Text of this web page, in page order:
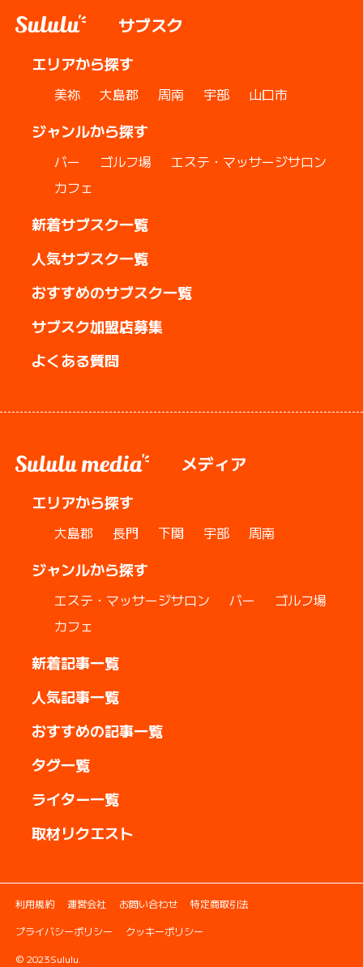
サブスク
エリアから探す
美祢 大島郡 周南 宇部 山口市
ジャンルから探す
バー ゴルフ場
エステ・マッサージサロン
カフェ
新着サブスク一覧
人気サブスク一覧
おすすめのサブスク一覧
サブスク加盟店募集
よくある質問
メディア
エリアから探す
大島郡 長門 下関 宇部 周南
ジャンルから探す
エステ・マッサージサロン バー
ゴルフ場
カフェ
新着記事一覧
人気記事一覧
おすすめの記事一覧
タグ一覧
ライター一覧
取材リクエスト
利用規約 運営会社 お問い合わせ
特定商取引法
プライバシーポリシー
クッキーポリシー
© 2023Sululu.